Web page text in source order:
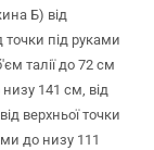
Б) від
точки під руками
талії до 72 см
141 см, від
верхньої точки
до низу 111